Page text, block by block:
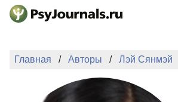
Перейти к основному содержанию
НОВОСТИ
АВТОРЫ
ПОДАТЬ РУКОПИСЬ
Главная Авторы Лэй Сянмэй